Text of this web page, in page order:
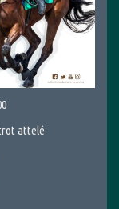
attelé